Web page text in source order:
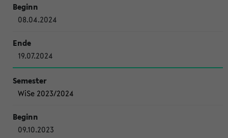
08.04.2024
19.07.2024
WiSe 2023/2024
09.10.2023